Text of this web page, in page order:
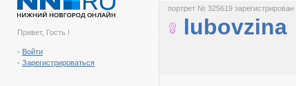
Привет, Гость !
- Войти
- Зарегистрироваться
портрет № 325619 зарегистрирован
lubovzina